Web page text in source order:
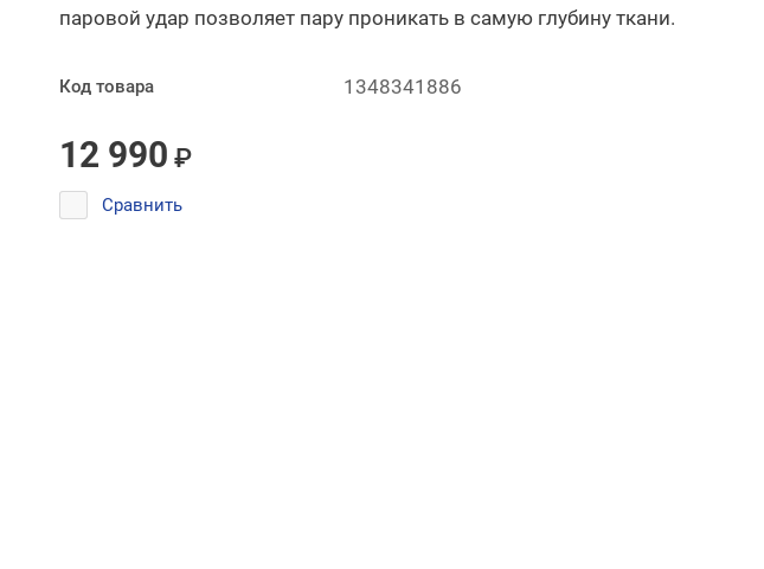
паровой удар позволяет пару проникать в самую глубину ткани.
Код товара 1348341886
12 990 ₽
Сравнить